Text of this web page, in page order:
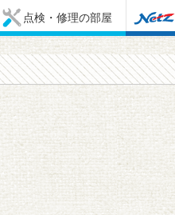
点検・修理の部屋